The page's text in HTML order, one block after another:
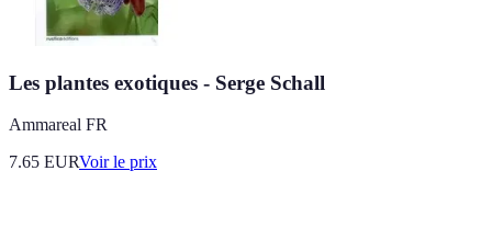
Les plantes exotiques - Serge Schall
Ammareal FR
7.65 EURVoir le prix